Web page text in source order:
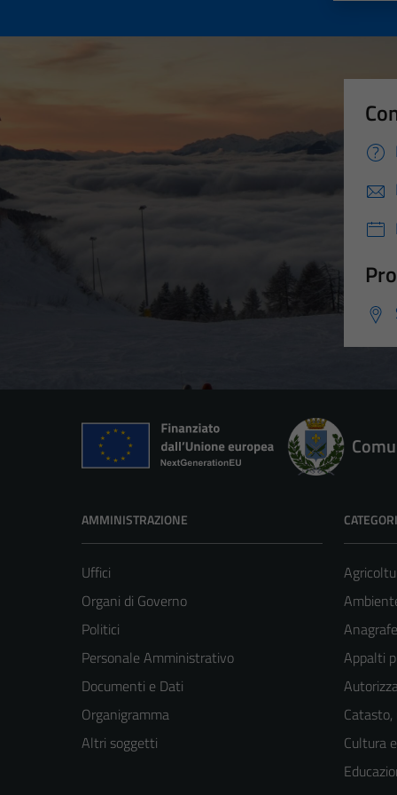
AMMINISTRAZIONE
Uffici
Organi di Governo
Politici
Personale Amministrativo
Documenti e Dati
Organigramma
Altri soggetti
Appalti
Catasto,
Cultura